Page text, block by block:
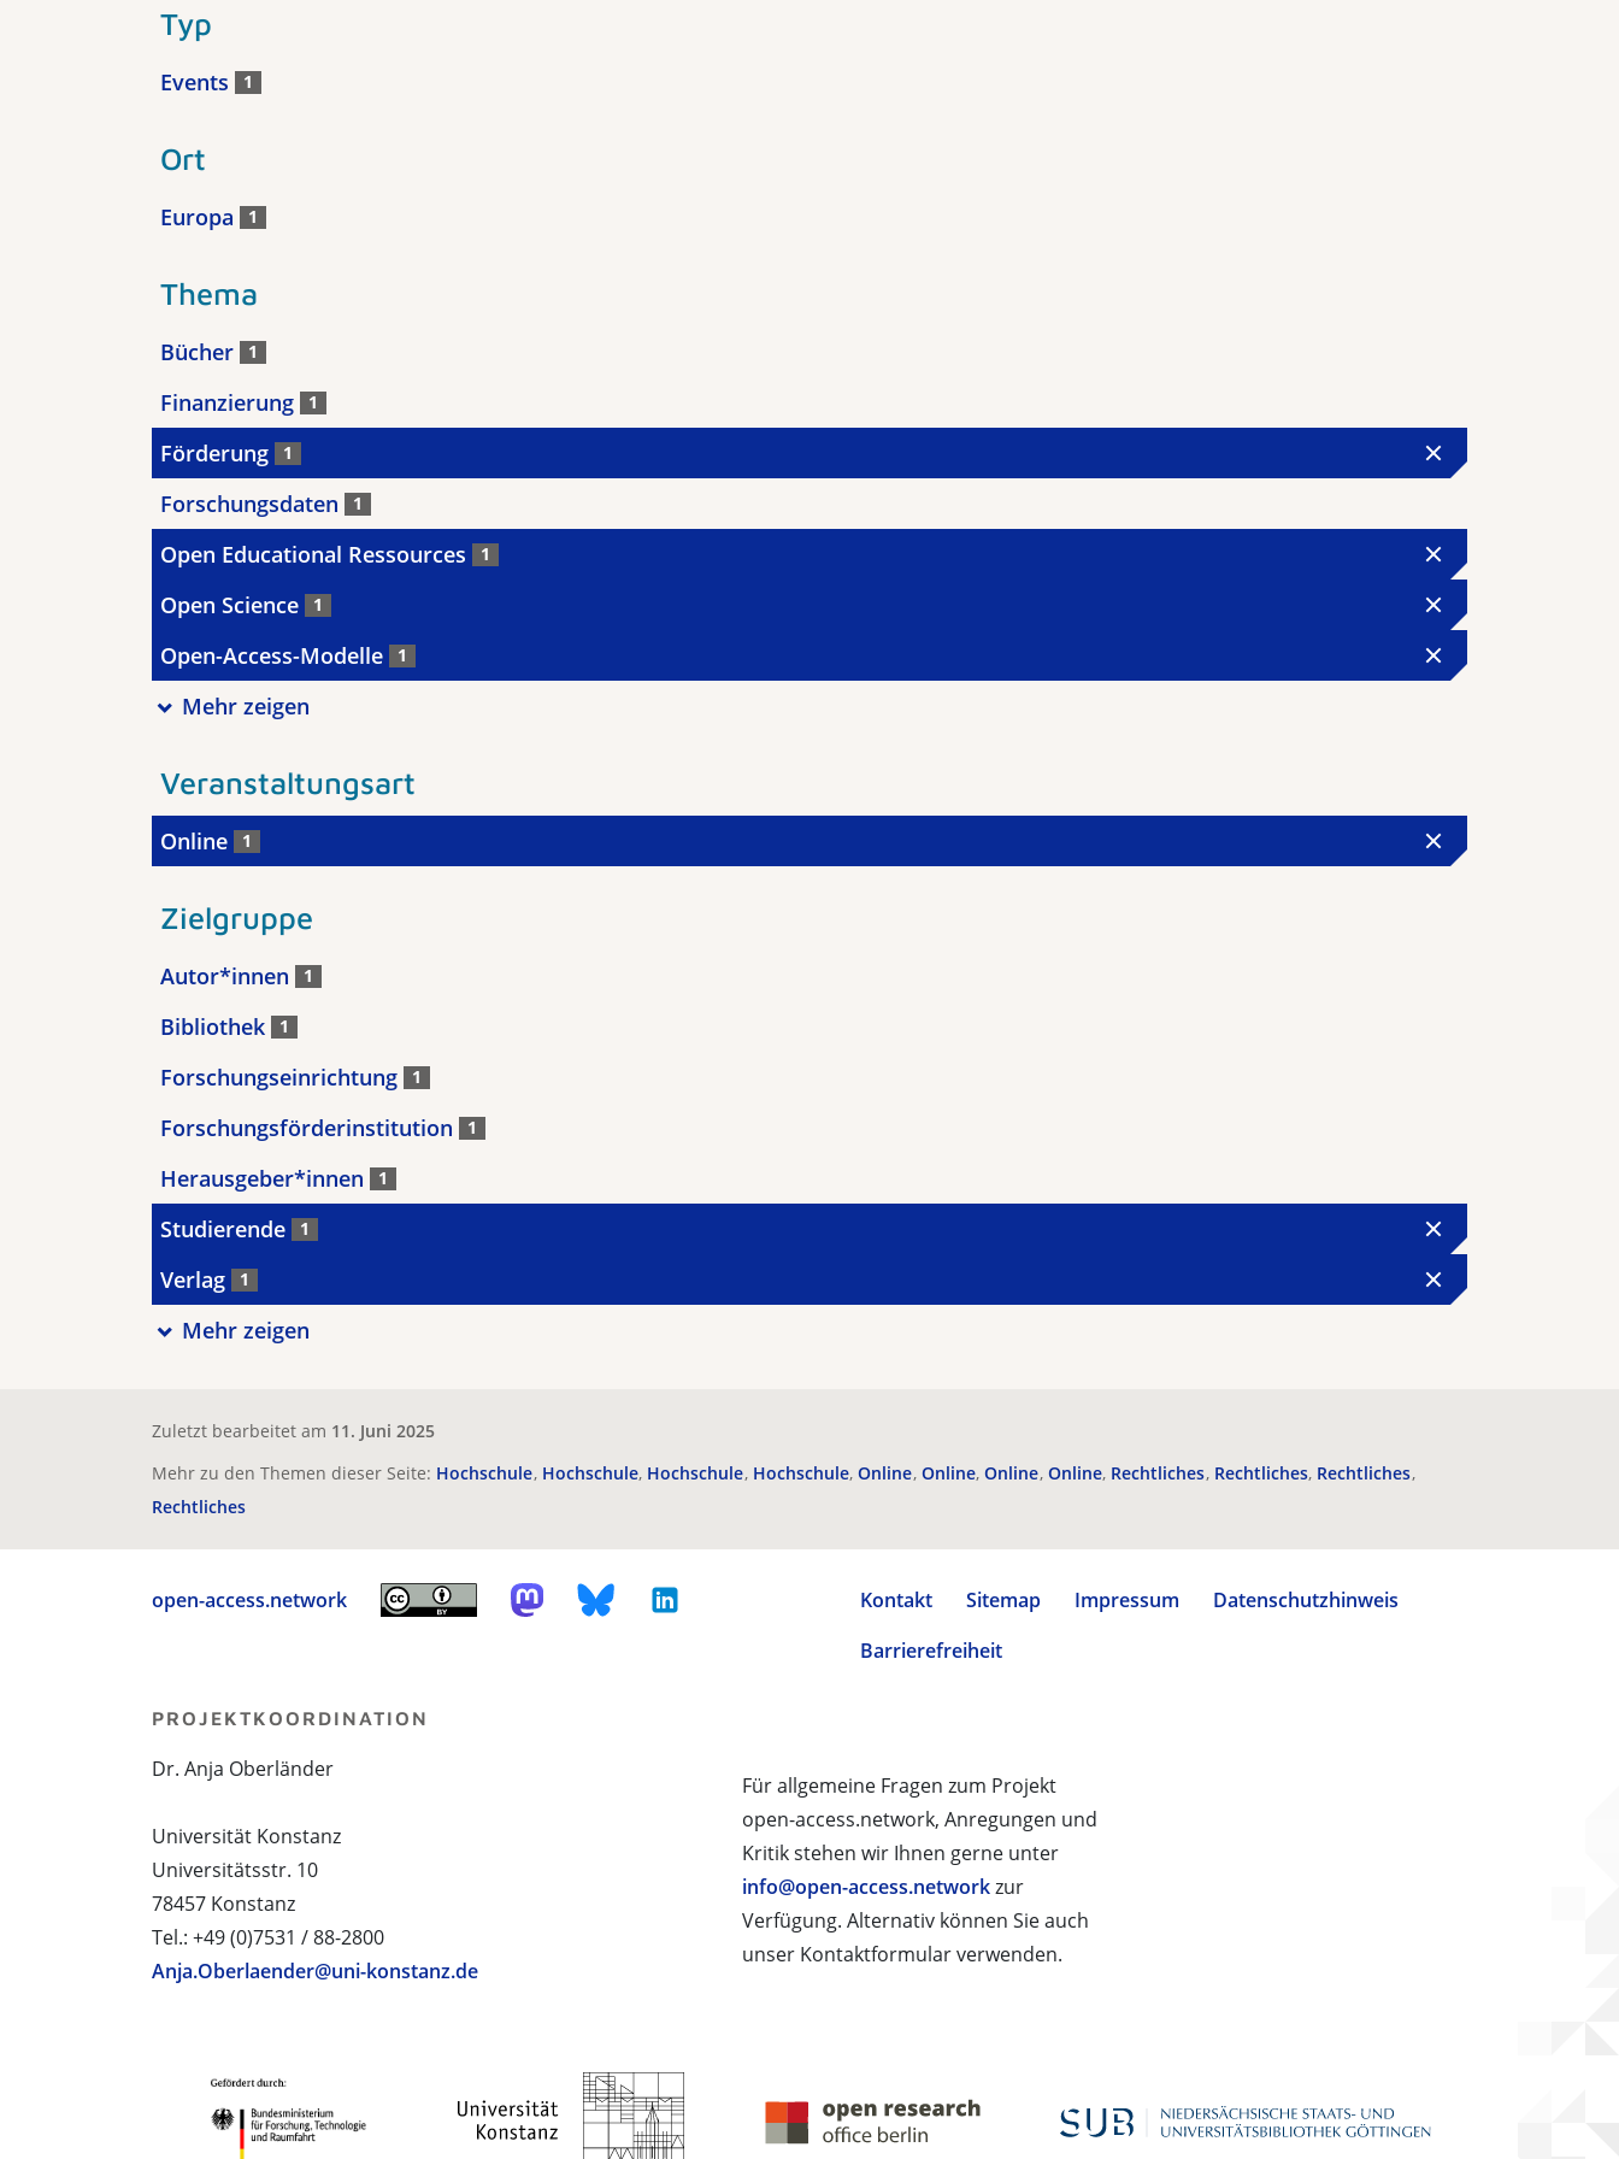
Typ
Events 1
Ort
Europa 1
Thema
Bücher 1
Finanzierung 1
Förderung 1
Forschungsdaten 1
Open Educational Ressources 1
Open Science 1
Open-Access-Modelle 1
Mehr zeigen
Veranstaltungsart
Online 1
Zielgruppe
Autor*innen 1
Bibliothek 1
Forschungseinrichtung 1
Forschungsförderinstitution 1
Herausgeber*innen 1
Studierende 1
Verlag 1
Mehr zeigen
Zuletzt bearbeitet am 11. Juni 2025
Mehr zu den Themen dieser Seite: Hochschule Hochschule Hochschule Hochschule Online Online Online Online Rechtliches Rechtliches Rechtliches
Rechtliches
open-access.network Kontakt Sitemap Impressum
Datenschutzhinweis
Barrierefreiheit
Für allgemeine Fragen zum Projekt
open-access.network, Anregungen und
Kritik stehen wir Ihnen gerne unter
info@open-access.networkzur
Verfügung. Alternativ können Sie auch
unser Kontaktformular verwenden.
PROJEKTKOORDINATION
Dr. Anja Oberländer
Universität Konstanz
Universitätsstr. 10
78457 Konstanz
Tel.: +49 (0)7531 / 88-2800
Anja.Oberlaender@uni-konstanz.de